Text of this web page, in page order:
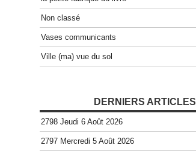
Non classé
Vases communicants
Ville (ma) vue du sol
DERNIERS ARTICLES
2798 Jeudi 6 Août 2026
2797 Mercredi 5 Août 2026